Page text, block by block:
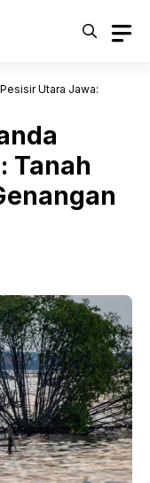
Utara Jawa:
Tanah